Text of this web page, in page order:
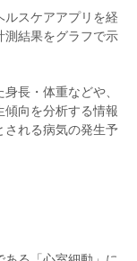
ルスケアアプリを経
測結果をグラフで示
長・体重などや、
向を分析する情報
される病気の発生予